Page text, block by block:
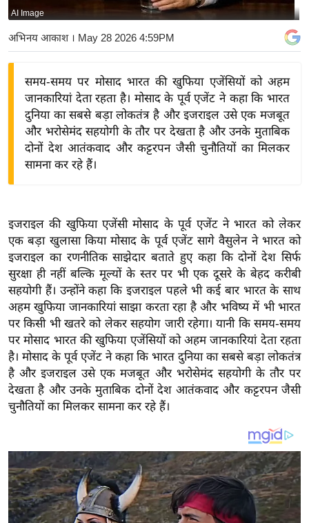
य
बि
ज़
द्यो
वि
शे
ष
ज्ञ
रा
य
ब
ज
ट
खे
ल
के
ट
I
P
AI Image
अभिनय आकाश। May 28 2026 4:59PM
समय-समय पर मोसाद भारत की खुफिया एजेंसियों को अहम
जानकारियां देता रहता है। मोसाद के पूर्व एजेंट ने कहा कि भारत
दुनिया का सबसे बड़ा लोकतंत्र है और इजराइल उसे एक मजबूत
और भरोसेमंद सहयोगी के तौर पर देखता है और उनके मुताबिक
दोनों देश आतंकवाद और कट्टरपन जैसी चुनौतियों का मिलकर
सामना कर रहे हैं।
इजराइल की खुफिया एजेंसी मोसाद के पूर्व एजेंट ने भारत को लेकर
एक बड़ा खुलासा किया मोसाद के पूर्व एजेंट सागे वैसुलेन ने भारत को
इजराइल का रणनीतिक साझेदार बताते हुए कहा कि दोनों देश सिर्फ
सुरक्षा ही नहीं बल्कि मूल्यों के स्तर पर भी एक दूसरे के बेहद करीबी
सहयोगी हैं। उन्होंने कहा कि इजराइल पहले भी कई बार भारत के साथ
अहम खुफिया जानकारियां साझा करता रहा है और भविष्य में भी भारत
पर किसी भी खतरे को लेकर सहयोग जारी रहेगा। यानी कि समय-समय
पर मोसाद भारत की खुफिया एजेंसियों को अहम जानकारियां देता रहता
है। मोसाद के पूर्व एजेंट ने कहा कि भारत दुनिया का सबसे बड़ा लोकतंत्र
है और इजराइल उसे एक मजबूत और भरोसेमंद सहयोगी के तौर पर
देखता है और उनके मुताबिक दोनों देश आतंकवाद और कट्टरपन जैसी
चुनौतियों का मिलकर सामना कर रहे हैं।